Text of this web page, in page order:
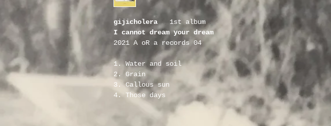
gijicholera 1st album
I cannot dream your dream
2021 A oR a records 04
1. Water and soil
2. Grain
3. Callous sun
4. Those days